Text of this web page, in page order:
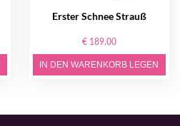
Erster Schnee Strauß
€ 189.00
IN DEN WARENKORB LEGEN